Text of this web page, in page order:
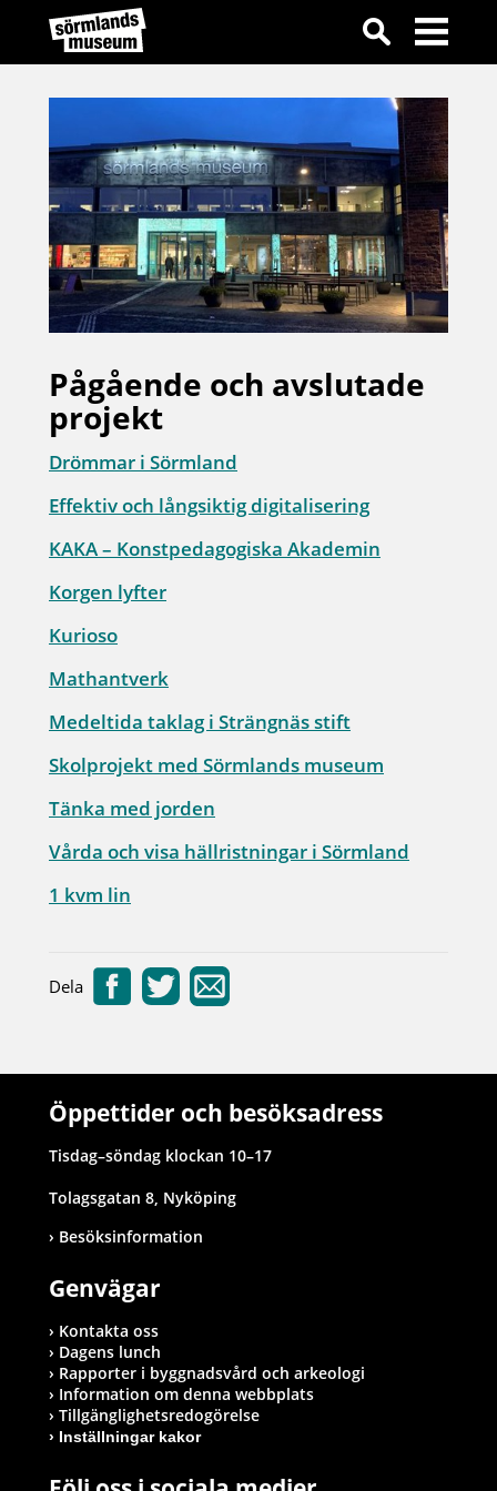
Pågående och avslutade
projekt
Drömmar i Sörmland
Effektiv och långsiktig digitalisering
KAKA – Konstpedagogiska Akademin
Korgen lyfter
Kurioso
Mathantverk
Medeltida taklag i Strängnäs stift
Skolprojekt med Sörmlands museum
Tänka med jorden
Vårda och visa hällristningar i Sörmland
1 kvm lin
Dela
Öppettider och besöksadress
Tisdag–söndag klockan 10–17
Tolagsgatan 8, Nyköping
Besöksinformation
Genvägar
Kontakta oss
Dagens lunch
Rapporter i byggnadsvård och arkeologi
Information om denna webbplats
Tillgänglighetsredogörelse
Inställningar kakor